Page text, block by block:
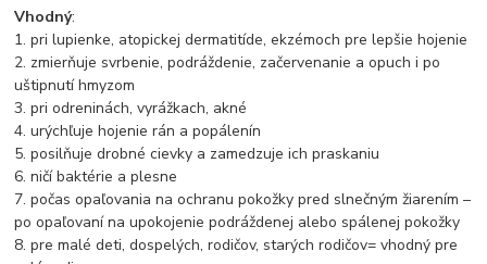
Vhodný:
1. pri lupienke, atopickej dermatitíde, ekzémoch pre lepšie hojenie
2. zmierňuje svrbenie, podráždenie, začervenanie a opuch i po
uštipnutí hmyzom
3. pri odreninách, vyrážkach, akné
4. urýchľuje hojenie rán a popálenín
5. posilňuje drobné cievky a zamedzuje ich praskaniu
6. ničí baktérie a plesne
7. počas opaľovania na ochranu pokožky pred slnečným žiarením –
po opaľovaní na upokojenie podráždenej alebo spálenej pokožky
8. pre malé deti, dospelých, rodičov, starých rodičov= vhodný pre